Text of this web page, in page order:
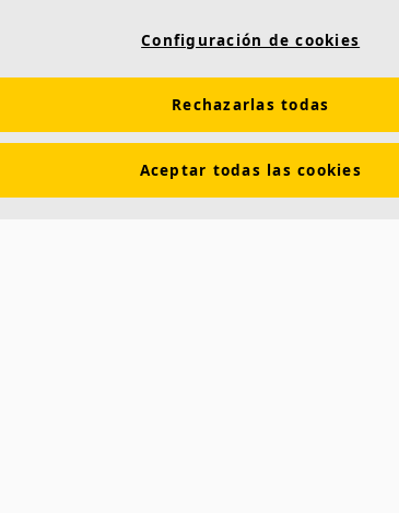
Saint-Gobain Ecophon
C/ Príncipe de Vergara,
28002 Madrid (España)
Configuración de cookies
Rechazarlas todas
Aceptar todas las cookies